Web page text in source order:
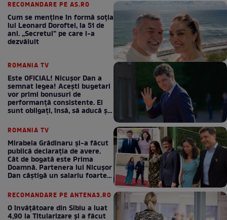
RECOMANDARE PE AS.RO
Cum se menţine în formă soţia
lui Leonard Doroftei, la 51 de
ani. „Secretul” pe care l-a
dezvăluit
ROMANIA TV
Este OFICIAL! Nicușor Dan a
semnat legea! Acești bugetari
vor primi bonusuri de
performanță consistente. Ei
sunt obligați, însă, să aducă și
ROMANIA TV
Mirabela Grădinaru și-a făcut
publică declarația de avere.
Cât de bogată este Prima
Doamnă. Partenera lui Nicușor
Dan câștigă un salariu foarte
RECOMANDARE PE ANTENA3.RO
O învățătoare din Sibiu a luat
4,90 la Titularizare și a făcut